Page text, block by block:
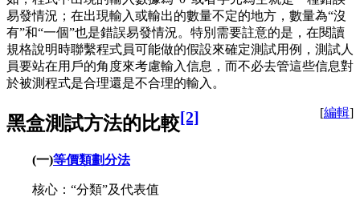
易發情況；在出現輸入或輸出的數量不定的地方，數量為“沒
有”和“一個”也是錯誤易發情況。特別需要註意的是，在閱讀
規格說明時聯繫程式員可能做的假設來確定測試用例，測試人
員要站在用戶的角度來考慮輸入信息，而不必去管這些信息對
於被測程式是合理還是不合理的輸入。
[編輯]
黑盒測試方法的比較[2]
(一)等價類劃分法
核心：“分類”及代表值